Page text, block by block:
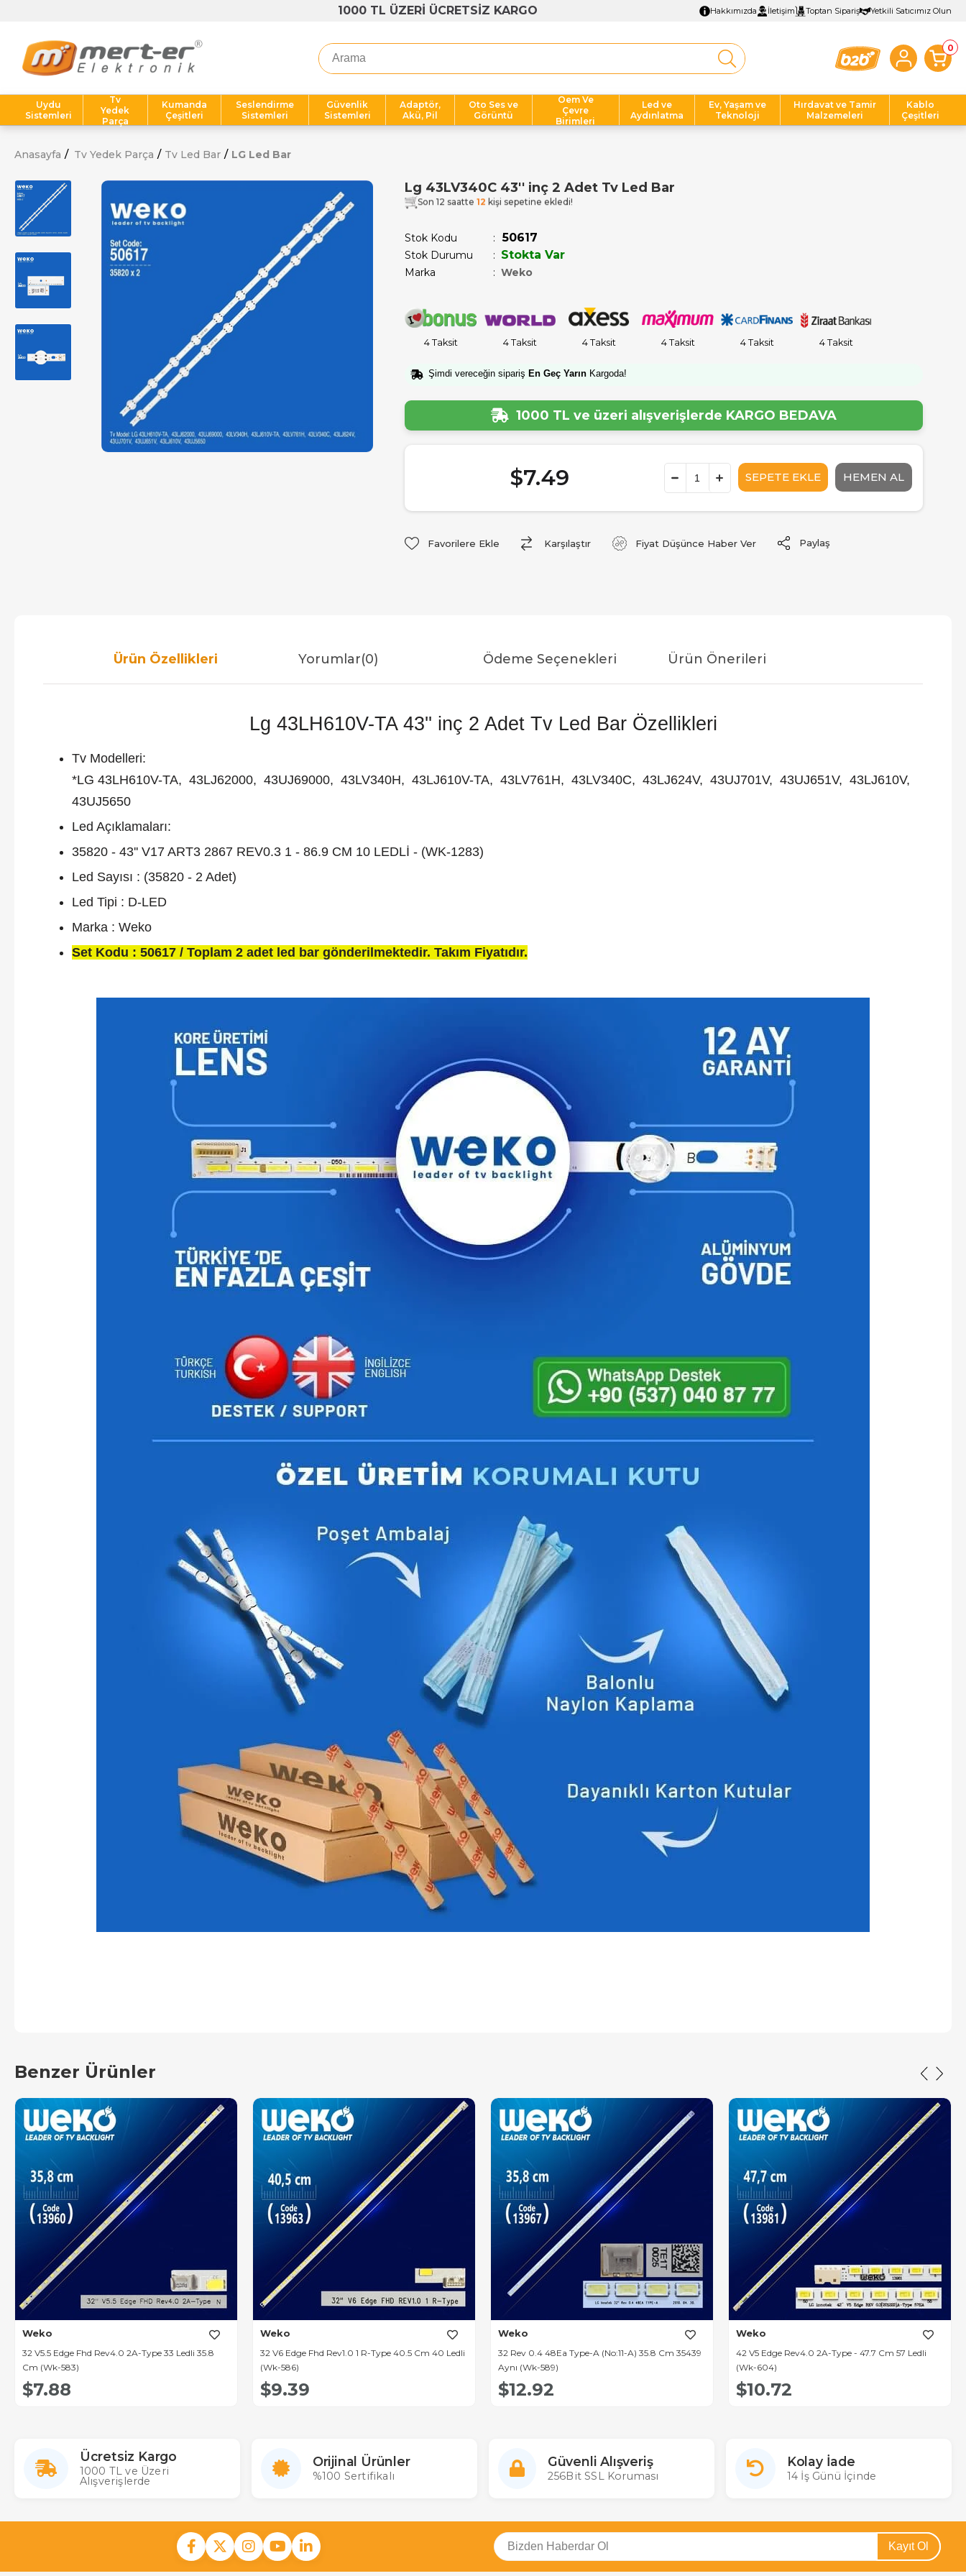
1000 TL ÜZERİ ÜCRETSİZ KARGO Hakkımızda İletişim Toptan Sipariş Yetkili Satıcımız Olun
0
Uydu
Sistemleri
Tv
Yedek
Parça
Kumanda
Çeşitleri
Seslendirme
Sistemleri
Güvenlik
Sistemleri
Adaptör,
Akü, Pil
Oto Ses ve
Görüntü
Oem Ve
Çevre
Birimleri
Led ve
Aydınlatma
Ev, Yaşam ve
Teknoloji
Hırdavat ve Tamir
Malzemeleri
Kablo
Çeşitleri
Anasayfa Tv Yedek Parça Tv Led Bar LG Led Bar
Lg 43LV340C 43'' inç 2 Adet Tv Led Bar
Son 12 saatte 12 kişi sepetine ekledi!
Stok Kodu 50617
Stok Durumu : Stokta Var
Marka : Weko
4 Taksit 4 Taksit 4 Taksit 4 Taksit 4 Taksit 4 Taksit
Şimdi vereceğin sipariş En Geç Yarın Kargoda!
1000 TL ve üzeri alışverişlerde KARGO BEDAVA
$7.49
Favorilere Ekle Karşılaştır Fiyat Düşünce Haber Ver Paylaş
Ürün Özellikleri Yorumlar(0) Ödeme Seçenekleri Ürün Önerileri
Lg 43LH610V-TA 43'' inç 2 Adet Tv Led Bar Özellikleri
Tv Modelleri:
*LG 43LH610V-TA, 43LJ62000, 43UJ69000, 43LV340H, 43LJ610V-TA, 43LV761H, 43LV340C, 43LJ624V, 43UJ701V, 43UJ651V, 43LJ610V,
43UJ5650
Led Açıklamaları:
35820 - 43'' V17 ART3 2867 REV0.3 1 - 86.9 CM 10 LEDLİ - (WK-1283)
Led Sayısı : (35820 - 2 Adet)
Led Tipi : D-LED
Marka : Weko
Set Kodu : 50617 / Toplam 2 adet led bar gönderilmektedir. Takım Fiyatıdır.
Benzer Ürünler
Weko
32 V5.5 Edge Fhd Rev4.0 2A-Type 33 Ledli 35.8
Cm (Wk-583)
$7.88
Weko
32 V6 Edge Fhd Rev1.0 1 R-Type 40.5 Cm 40 Ledli
(Wk-586)
$9.39
Weko
32 Rev 0.4 48Ea Type-A (No:11-A) 35.8 Cm 35439
Aynı (Wk-589)
$12.92
Weko
42 V5 Edge Rev4.0 2A-Type - 47.7 Cm 57 Ledli
(Wk-604)
$10.72
Ücretsiz Kargo
1000 TL ve Üzeri
Alışverişlerde
Orijinal Ürünler
%100 Sertifikalı
Güvenli Alışveriş
256Bit SSL Koruması
Kolay İade
14 İş Günü İçinde
Kayıt Ol